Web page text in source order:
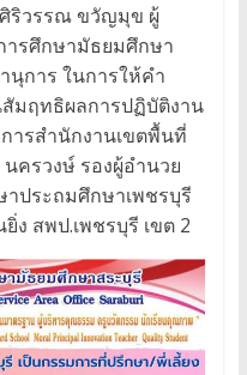
ศิริวรรณ ขวัญมุข ผู้
ารศึกษามัธยมศึกษา
นุการ ในการให้คำ
มฤทธิผลการปฏิบัติงาน
ารสำนักงานเขตพื้นที่
ครวงษ์ รองผู้อำนวย
ประถมศึกษาเพชรบุรี
ง สพป.เพชรบุรี เขต 2